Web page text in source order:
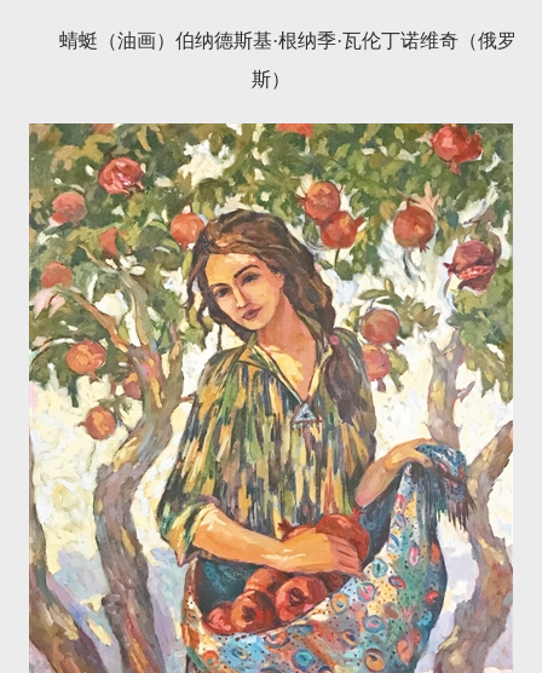
蜻蜓（油画）伯纳德斯基·根纳季·瓦伦丁诺维奇（俄罗
斯）